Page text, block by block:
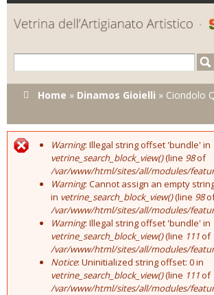
Skip to
main
content
Tu sei qui
Home » Dinamos Gioielli » Ciondolo
Error message
Warning: Illegal string offset 'bundle' in
vetrine_search_block_view()(line 98of
/var/www/html/sites/all/modules/
Warning: Cannot assign an empty
in vetrine_search_block_view()(line 98
/var/www/html/sites/all/modules/
Warning: Illegal string offset 'bundle' in
vetrine_search_block_view()(line 111of
/var/www/html/sites/all/modules/
Notice: Uninitialized string offset: 0 in
vetrine_search_block_view()(line 111of
/var/www/html/sites/all/modules/